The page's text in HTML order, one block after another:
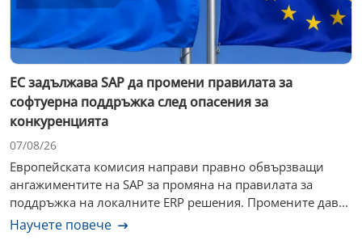
ЕС задължава SAP да промени правилата за
софтуерна поддръжка след опасения за
конкуренцията
07/08/26
Европейската комисия направи правно обвързващи
ангажиментите на SAP за промяна на правилата за
поддръжка на локалните ERP решения. Промените дав...
Научете повече